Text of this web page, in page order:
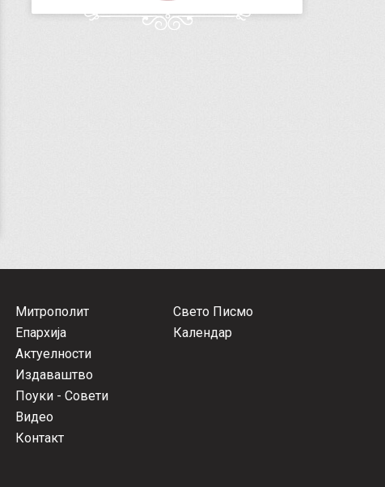
Митрополит
Епархија
Актуелности
Издаваштво
Поуки - Совети
Видео
Контакт
Свето Писмо
Календар